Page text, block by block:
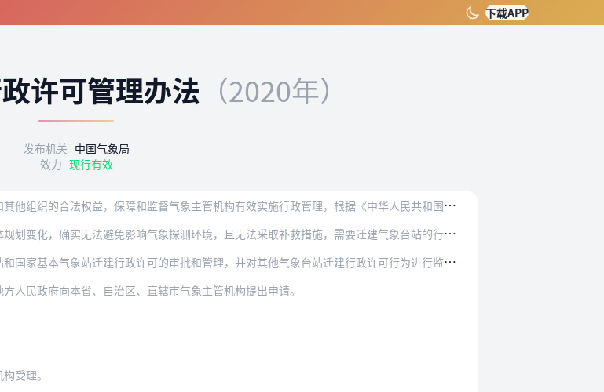
下载APP
许可管理办法 （2020年）
发布机关 中国气象局
效力 现行有效
权益，保障和监督气象主管机构有效实施行政管理，根据《中华人民共和国行政许可法》、《中华人民共和国气…
变化，确实无法避免影响气象探测环境，且无法采取补救措施，需要迁建气象台站的行政许可。
家基本气象站迁建行政许可的审批和管理，并对其他气象台站迁建行政许可行为进行监督管理。
人民政府向本省、自治区、直辖市气象主管机构提出申请。
受理。